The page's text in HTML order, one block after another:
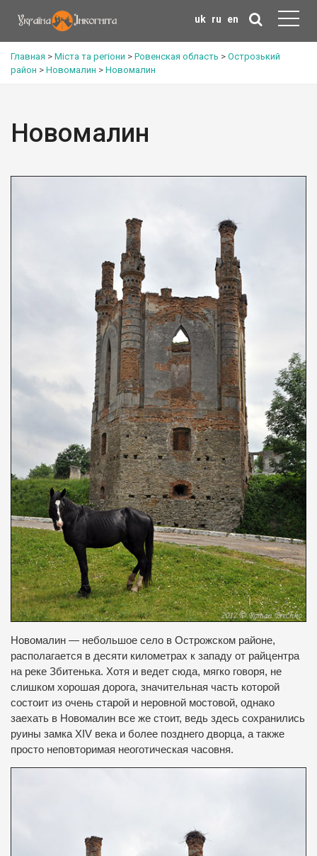
uk ru en
Главная > Міста та регіони > Ровенская область > Острозький
район > Новомалин > Новомалин
Новомалин
Новомалин — небольшое село в Острожском районе,
располагается в десяти километрах к западу от райцентра
на реке Збитенька. Хотя и ведет сюда, мягко говоря, не
слишком хорошая дорога, значительная часть которой
состоит из очень старой и неровной мостовой, однако
заехать в Новомалин все же стоит, ведь здесь сохранились
руины замка XIV века и более позднего дворца, а также
просто неповторимая неоготическая часовня.